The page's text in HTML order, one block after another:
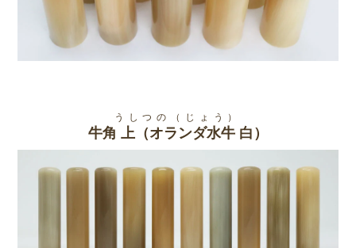
うしつの（じょう）
牛角 上（オランダ水牛 白）